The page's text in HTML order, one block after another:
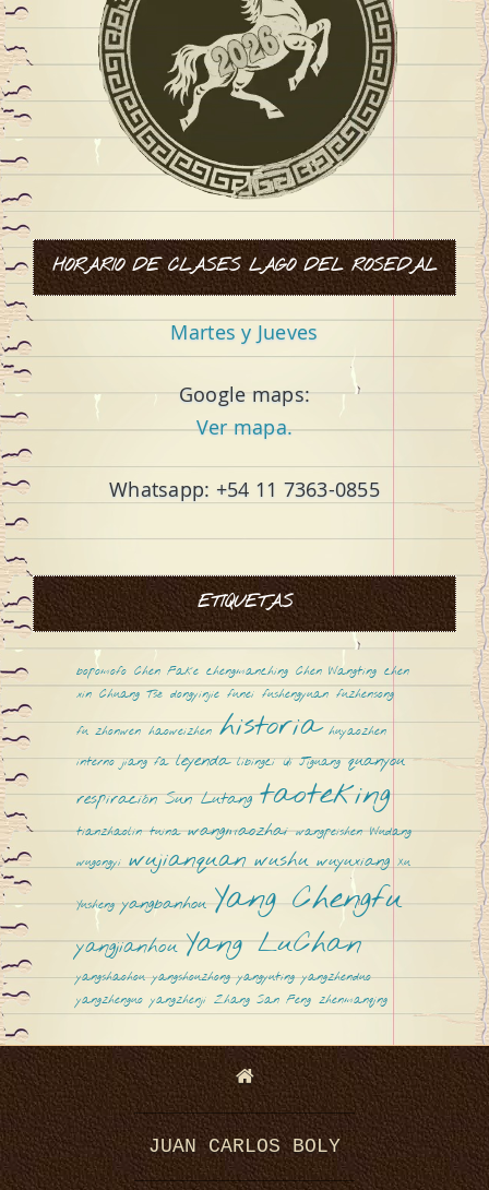
HORARIO DE CLASES LAGO DEL ROSEDAL
Martes y Jueves
Google maps:
Ver mapa.
Whatsapp: +54 11 7363-0855
ETIQUETAS
bopomofo Chen Fake chengmanching Chen Wangting chen
xin Chuang Tsé dongyinjie funei fushengyuan fuzhensong
fu zhonwen haoweizhen historia huyaozhen
interno jiang fa leyenda libingci Qi Jiguang quanyou
respiración Sun Lutang taoteking
tianzhaolin tuina wangmaozhai wangpeishen Wudang
wugongyi wujianquan wushu wuyuxiang Xu
Yusheng yangbanhou Yang Chengfu
yangjianhou Yang LuChan
yangshaohou yangshouzhong yangyuting yangzhenduo
yangzhenguo yangzhenji Zhang San Feng zhenmanqing
JUAN CARLOS BOLY